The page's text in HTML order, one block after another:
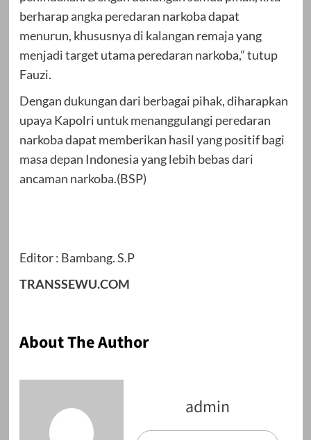
berharap angka peredaran narkoba dapat
menurun, khususnya di kalangan remaja yang
menjadi target utama peredaran narkoba,” tutup
Fauzi.
Dengan dukungan dari berbagai pihak, diharapkan
upaya Kapolri untuk menanggulangi peredaran
narkoba dapat memberikan hasil yang positif bagi
masa depan Indonesia yang lebih bebas dari
ancaman narkoba.(BSP)
Editor : Bambang. S.P
TRANSSEWU.COM
About The Author
admin